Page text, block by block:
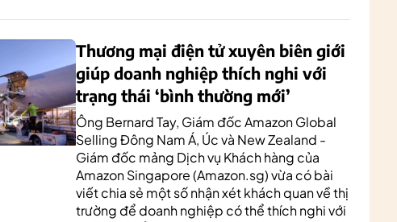
Thương mại điện tử xuyên biên giới
giúp doanh nghiệp thích nghi với
trạng thái ‘bình thường mới’
Ông Bernard Tay, Giám đốc Amazon Global
Selling Đông Nam Á, Úc và New Zealand -
Giám đốc mảng Dịch vụ Khách hàng của
Amazon Singapore (Amazon.sg) vừa có bài
viết chia sẻ một số nhận xét khách quan về thị
trường để doanh nghiệp có thể thích nghi với